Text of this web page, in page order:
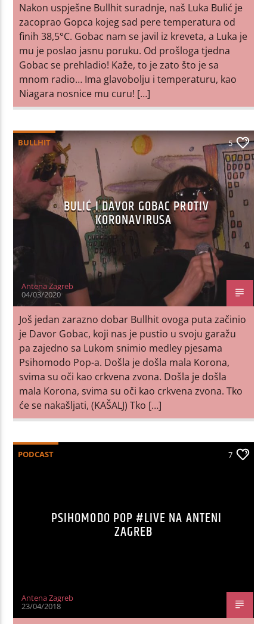
Nakon uspješne Bullhit suradnje, naš Luka Bulić je
zacoprao Gopca kojeg sad pere temperatura od
finih 38,5°C. Gobac nam se javil iz kreveta, a Luka je
mu je poslao jasnu poruku. Od prošloga tjedna
Gobac se prehladio! Kaže, to je zato što je sa
mnom radio… Ima glavobolju i temperaturu, kao
Niagara nosnice mu curu! […]
BULLHIT 5
BULIĆ I DAVOR GOBAC PROTIV
KORONAVIRUSA
Antena Zagreb
04/03/2020
Još jedan zarazno dobar Bullhit ovoga puta začinio
je Davor Gobac, koji nas je pustio u svoju garažu
pa zajedno sa Lukom snimio medley pjesama
Psihomodo Pop-a. Došla je došla mala Korona,
svima su oči kao crkvena zvona. Došla je došla
mala Korona, svima su oči kao crkvena zvona. Tko
će se nakašljati, (KAŠALJ) Tko […]
PODCAST 7
PSIHOMODO POP #LIVE NA ANTENI
ZAGREB
Antena Zagreb
23/04/2018